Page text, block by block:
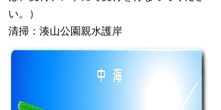
い。）
清掃：湊山公園親水護岸